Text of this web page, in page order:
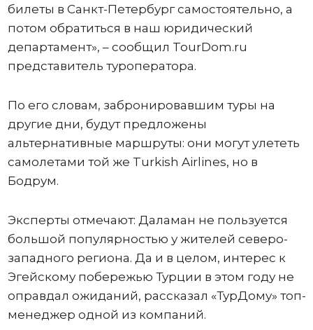
билеты в Санкт-Петербург самостоятельно, а
потом обратиться в наш юридический
департамент», – сообщил TourDom.ru
представитель туроператора.
По его словам, забронировавшим туры на
другие дни, будут предложены
альтернативные маршруты: они могут улететь
самолетами той же Turkish Airlines, но в
Бодрум.
Эксперты отмечают: Даламан не пользуется
большой популярностью у жителей северо-
западного региона. Да и в целом, интерес к
Эгейскому побережью Турции в этом году не
оправдал ожиданий, рассказал «ТурДому» топ-
менеджер одной из компаний.